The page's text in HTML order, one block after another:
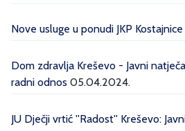
Nove usluge u ponudi JKP Kostajnice
Dom zdravlja Kreševo - Javni
radni odnos 05.04.2024.
JU Dječji vrtić ''Radost'' Kreševo: